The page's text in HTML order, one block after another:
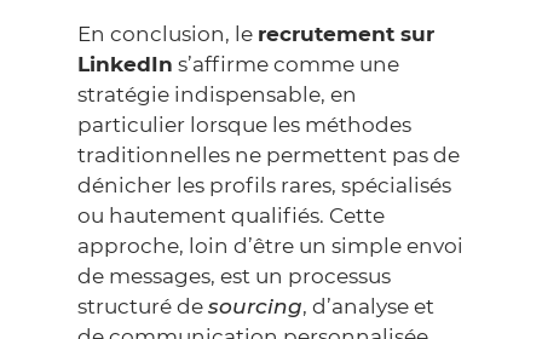
En conclusion, le recrutement sur
LinkedIn s’affirme comme une
stratégie indispensable, en
particulier lorsque les méthodes
traditionnelles ne permettent pas de
dénicher les profils rares, spécialisés
ou hautement qualifiés. Cette
approche, loin d’être un simple envoi
de messages, est un processus
structuré de sourcing, d’analyse et